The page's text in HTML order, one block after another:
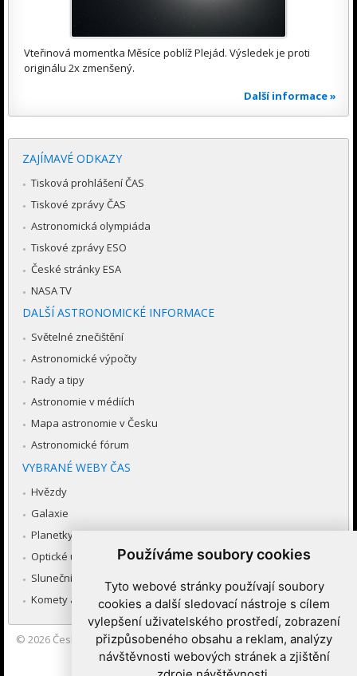
Používáme soubory cookies
Tyto webové stránky používají soubory
cookies a další sledovací nástroje s cílem
vylepšení uživatelského prostředí, zobrazení
přizpůsobeného obsahu a reklam, analýzy
návštěvnosti webových stránek a zjištění
Vteřinová momentka Měsíce poblíž Plejád. Výsledek je proti
originálu 2x zmenšený.
Další informace »
ZAJÍMAVÉ ODKAZY
Tisková prohlášení ČAS
Tiskové zprávy ČAS
Astronomická olympiáda
Tiskové zprávy ESO
České stránky ESA
NASA TV
DALŠÍ ASTRONOMICKÉ INFORMACE
Světelné znečištění
Astronomické výpočty
Rady a tipy
Astronomie v médiích
Mapa astronomie v Česku
Astronomické fórum
VYBRANÉ WEBY ČAS
Hvězdy
Galaxie
Planetky
Optické úkazy v atmosféře
Sluneční soustava
Komety a meteory
© 2026 Česká astronomická společnost|Hvězdárna a planetárium
Brno spolupracuje se serverem Astro.cz